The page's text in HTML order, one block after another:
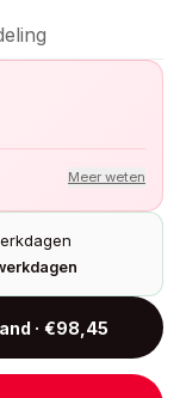
Meer weten
· €98,45